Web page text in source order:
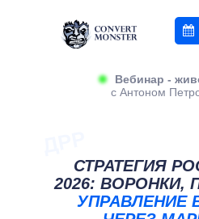
СТРАТЕГИЯ
2026: ВОРОНКИ,
УПРАВЛЕНИЕ
Вебинар -
с Антоном